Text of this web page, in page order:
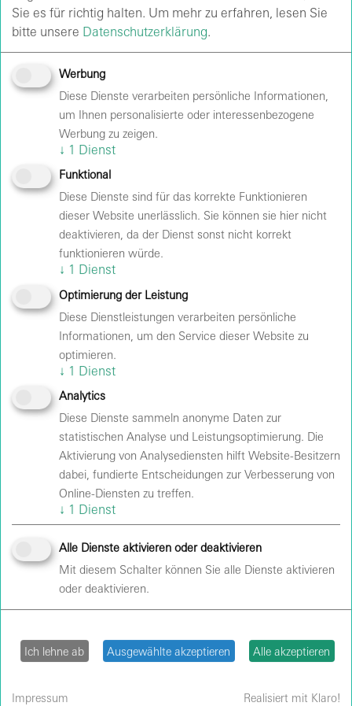
sein!
Velodrom
Veranstalter:Madison Sports GmbH
Tickets
Tickets
Tickets
Weekend Ticket
Hinweise
TASCHEN
Zugelassen sind nur Taschen und Rucksäcke bis zu
Sie es für richtig halten. Um mehr zu erfahren, lesen Sie
bitte unsere Datenschutzerklärung.
Werbung
Diese Dienste verarbeiten persönliche Informationen,
um Ihnen personalisierte oder interessenbezogene
Werbung zu zeigen.
↓ 1 Dienst
Funktional
Diese Dienste sind für das korrekte Funktionieren
dieser Website unerlässlich. Sie können sie hier nicht
deaktivieren, da der Dienst sonst nicht korrekt
funktionieren würde.
↓ 1 Dienst
Optimierung der Leistung
Diese Dienstleistungen verarbeiten persönliche
Informationen, um den Service dieser Website zu
optimieren.
↓ 1 Dienst
Analytics
Diese Dienste sammeln anonyme Daten zur
statistischen Analyse und Leistungsoptimierung. Die
Aktivierung von Analysediensten hilft Website-Besitzern
dabei, fundierte Entscheidungen zur Verbesserung von
Online-Diensten zu treffen.
↓ 1 Dienst
Alle Dienste aktivieren oder deaktivieren
Mit diesem Schalter können Sie alle Dienste aktivieren
oder deaktivieren.
Ich lehne ab Ausgewählte akzeptieren Alle akzeptieren
Impressum Realisiert mit Klaro!